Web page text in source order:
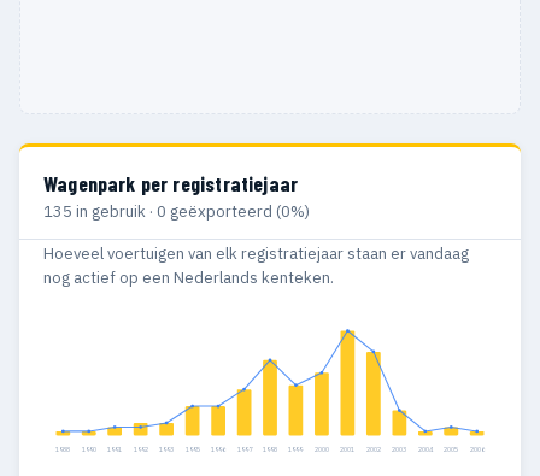
Wagenpark per registratiejaar
135 in gebruik · 0 geëxporteerd (0%)
Hoeveel voertuigen van elk registratiejaar staan er vandaag
nog actief op een Nederlands kenteken.
1988 1990 1991 1992 1993 1995 1996 1997 1998 1999 2000 2001 2002 2003 2004 2005 2006